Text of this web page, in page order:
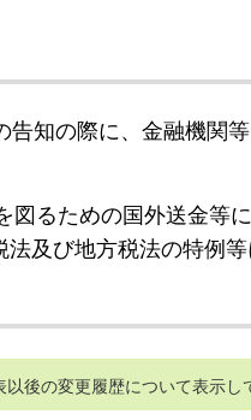
告知の際に、金融機関
図るための国外送金等
及び地方税法の特例等
以後の変更履歴について表示し